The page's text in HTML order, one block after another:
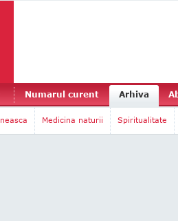
Numarul curent Arhiva
Medicina naturii Spiritualitate